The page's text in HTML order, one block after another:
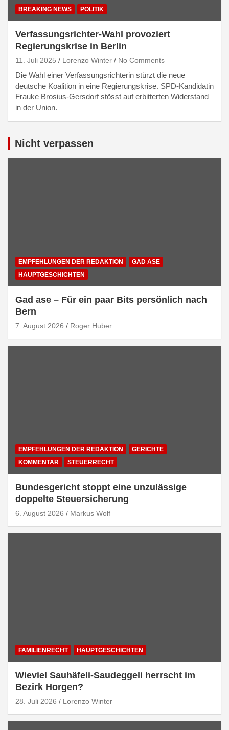
BREAKING NEWS POLITIK
Verfassungsrichter-Wahl provoziert
Regierungskrise in Berlin
11. Juli 2025 Lorenzo Winter No Comments
Die Wahl einer Verfassungsrichterin stürzt die neue
deutsche Koalition in eine Regierungskrise. SPD-Kandidatin
Frauke Brosius-Gersdorf stösst auf erbitterten Widerstand
in der Union.
Nicht verpassen
EMPFEHLUNGEN DER REDAKTION
GAD ASE
HAUPTGESCHICHTEN
Gad ase – Für ein paar Bits persönlich nach
Bern
7. August 2026 Roger Huber
EMPFEHLUNGEN DER REDAKTION
GERICHTE
KOMMENTAR
STEUERRECHT
Bundesgericht stoppt eine unzulässige
doppelte Steuersicherung
6. August 2026 Markus Wolf
FAMILIENRECHT HAUPTGESCHICHTEN
Wieviel Sauhäfeli-Saudeggeli herrscht im
Bezirk Horgen?
28. Juli 2026 Lorenzo Winter